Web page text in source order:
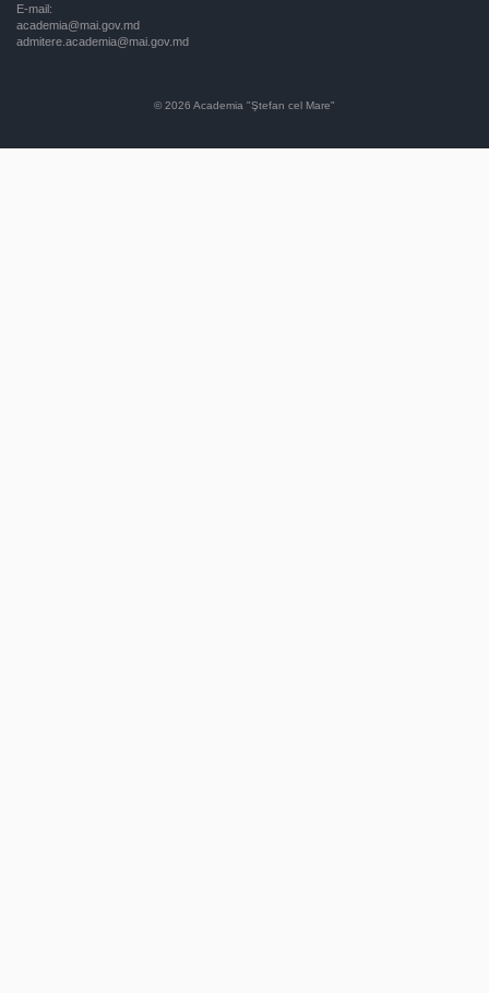
E-mail:
academia@mai.gov.md
admitere.academia@mai.gov.md
© 2026 Academia "Ştefan cel Mare"